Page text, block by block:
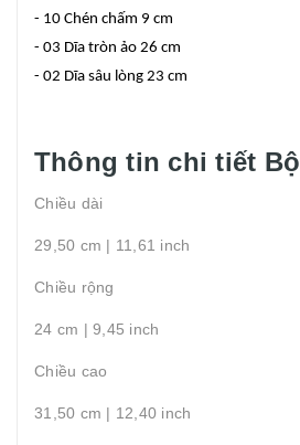
- 10 Chén chấm 9 cm
- 03 Dĩa tròn ảo 26 cm
- 02 Dĩa sâu lòng 23 cm
Thông tin chi tiết Bộ
Chiều dài
29,50 cm | 11,61 inch
Chiều rộng
24 cm | 9,45 inch
Chiều cao
31,50 cm | 12,40 inch